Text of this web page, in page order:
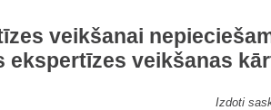
veikšanai
ekspertīzes veikšanas
Izdoti